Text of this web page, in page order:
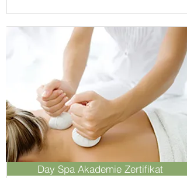
Day Spa Akademie Zertifikat